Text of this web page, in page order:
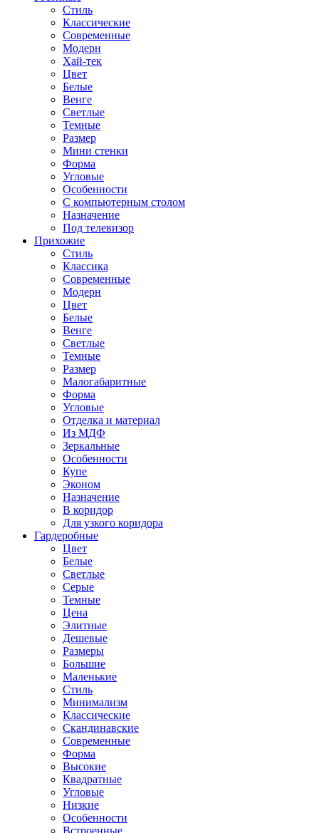
Стиль
Классические
Современные
Модерн
Хай-тек
Цвет
Белые
Венге
Светлые
Темные
Размер
Мини стенки
Форма
Угловые
Особенности
С компьютерным столом
Назначение
Под телевизор
Прихожие
Стиль
Классика
Современные
Модерн
Цвет
Белые
Венге
Светлые
Темные
Размер
Малогабаритные
Форма
Угловые
Отделка и материал
Из МДФ
Зеркальные
Особенности
Купе
Эконом
Назначение
В коридор
Для узкого коридора
Гардеробные
Цвет
Белые
Светлые
Серые
Темные
Цена
Элитные
Дешевые
Размеры
Большие
Маленькие
Стиль
Минимализм
Классические
Скандинавские
Современные
Форма
Высокие
Квадратные
Угловые
Низкие
Особенности
Встроенные